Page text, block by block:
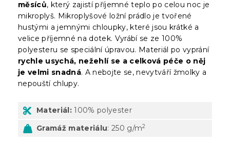
měsíců, který zajistí příjemné teplo po celou noc je
mikroplyš. Mikroplyšové ložní prádlo je tvořené
hustými a jemnými chloupky, které jsou krátké a
velice příjemné na dotek. Vyrábí se ze 100%
polyesteru se speciální úpravou. Materiál po vyprání
rychle usychá, nežehlí se a celková péče o něj
je velmi snadná. A nebojte se, nevytváří žmolky a
nepouští chlupy.
Materiál: 100% polyester
Gramáž materiálu: 250 g/m2